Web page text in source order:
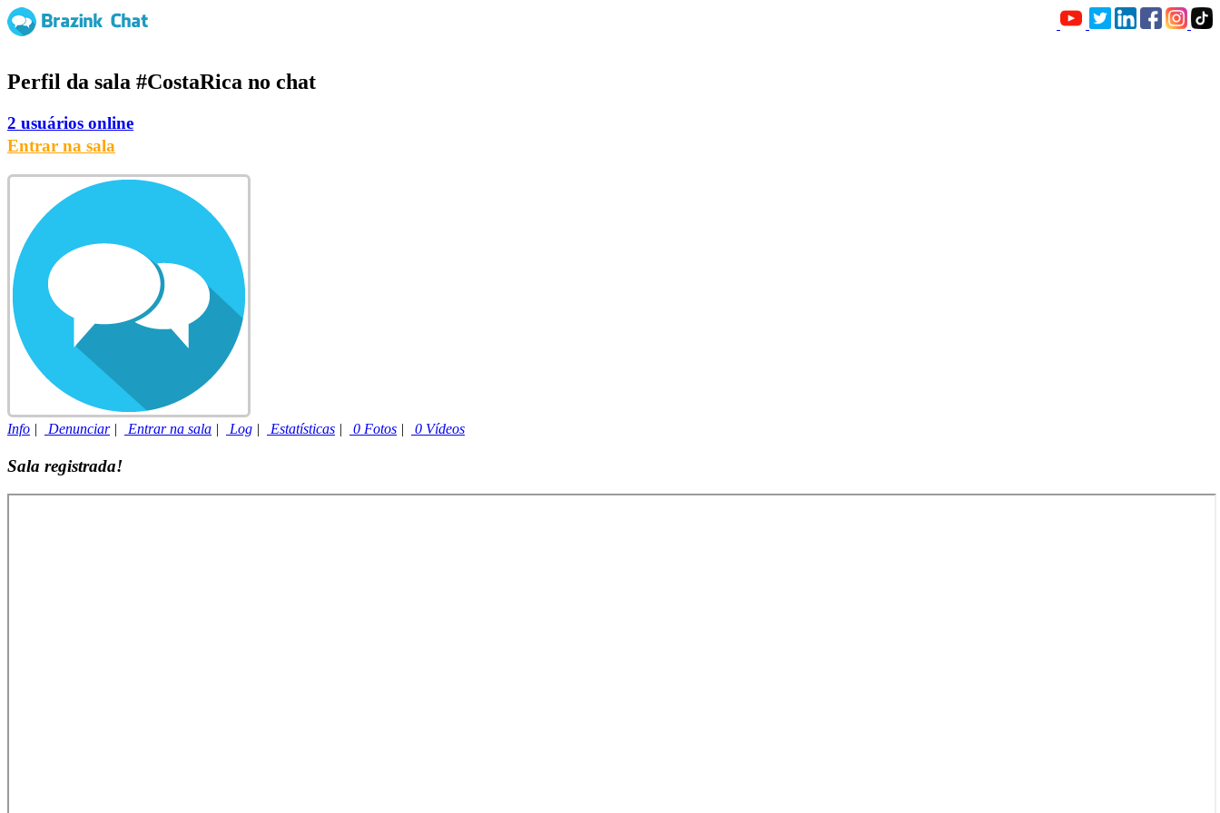
Perfil da sala #CostaRica no chat
2 usuários online
Entrar na sala
Info | Denunciar| Entrar na sala | Log | Estatísticas | 0 Fotos | 0 Vídeos
Sala registrada!